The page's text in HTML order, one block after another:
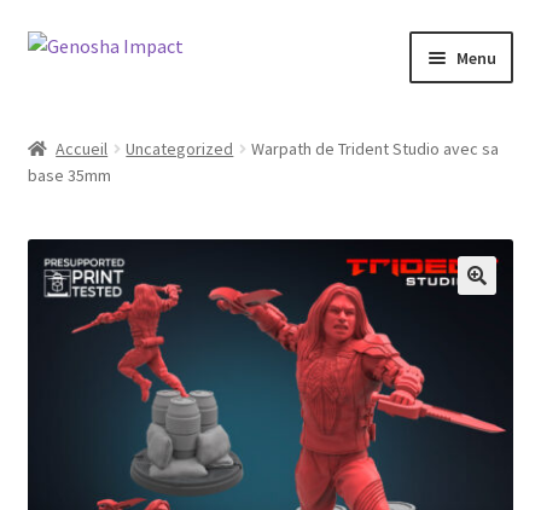
Aller
navigation
Aller
Menu
Cart
Checkout
My account
Accueil Uncategorized
Warpath de Trident Studio avec sa
base 35mm